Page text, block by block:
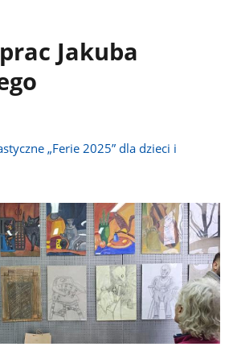
Jakuba
„Ferie 2025” dla dzieci i